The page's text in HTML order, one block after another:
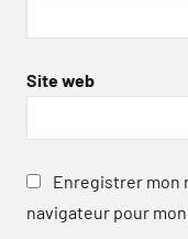
Site web
Enregistrer mon
navigateur pour